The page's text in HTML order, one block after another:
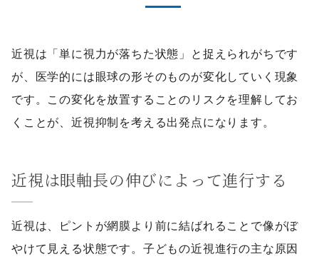
近視は「単に視力が落ちた状態」と捉えられがちです
が、医学的には眼球の形そのものが変化していく現象
です。この変化を放置することのリスクを理解してお
くことが、近視抑制を考える出発点になります。
近視は眼軸長の伸びによって進行する
近視は、ピントが網膜より前に結ばれることで像がぼ
やけて見える状態です。子どもの近視進行の主な原因